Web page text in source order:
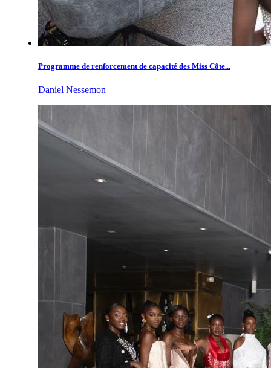
Programme de renforcement de capacité des Miss Côte...
Daniel Nessemon